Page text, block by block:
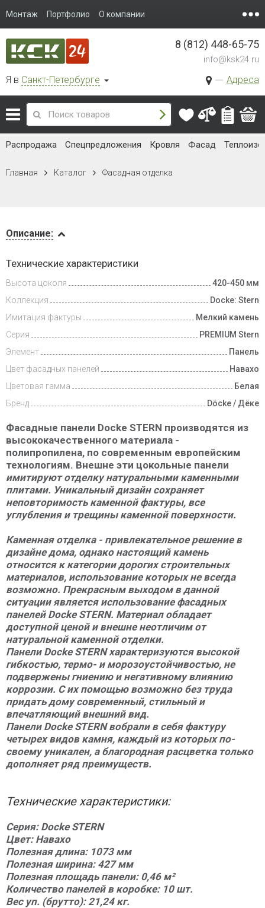
Монтаж Портфолио О компании
Я в Санкт-Петербурге Адреса
8 (812) 448-65-75
info@ksk24.ru
Распродажа Спецпредложения Кровля Фасад
Главная Каталог Фасадная отделка
и оплата
Описание:
Технические характеристики
Высота цоколя
420-450 мм
Коллекция
Docke: Stern
Имитация фактуры
Мелкий камень
Серия
PREMIUM Stern
Элемент
Панель
Цвет фасадных панелей
Навахо
Цветовая гамма
Белая
Бренд
Döcke / Дёке
Фасадные панели Docke STERN производятся из
высококачественного материала -
полипропилена, по современным европейским
технологиям. Внешне эти цокольные панели
имитируют отделку натуральными каменными
плитами. Уникальный дизайн сохраняет
неповторимость каменной фактуры, все
углубления и трещины каменной поверхности.
Каменная отделка - привлекательное решение в
дизайне дома, однако настоящий камень
относится к категории дорогих строительных
материалов, использование которых не всегда
возможно. Прекрасным выходом в данной
ситуации является использование фасадных
панелей Docke STERN. Материал обладает
доступной ценой и внешне неотличим от
натуральной каменной отделки.
Панели Docke STERN характеризуются высокой
гибкостью, термо- и морозоустойчивостью, не
подвержены гниению и негативному влиянию
коррозии. С их помощью возможно без труда
придать дому современный, стильный и
впечатляющий внешний вид.
Панели Docke STERN вобрали в себя фактуру
четырех видов камня, каждый из которых по-
своему уникален, а благородная расцветка только
дополняет ряд преимуществ.
Технические характеристики:
Серия: Docke STERN
Цвет: Навахо
Полезная длина: 1073 мм
Полезная ширина: 427 мм
Полезная площадь панели: 0,46 м²
Количество панелей в коробке: 10 шт.
Вес уп. (брутто): 21,24 кг.